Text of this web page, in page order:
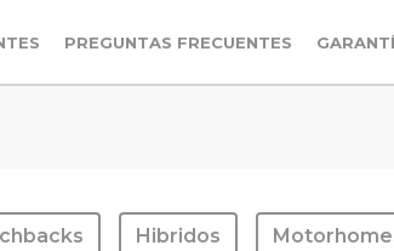
PREGUNTAS FRECUENTES
Hibridos